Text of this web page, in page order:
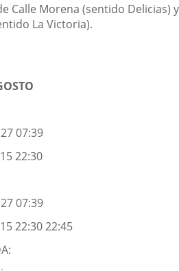
Calle Morena (sentido Delicias) y
La Victoria).
07:39
22:30
07:39
22:30 22:45